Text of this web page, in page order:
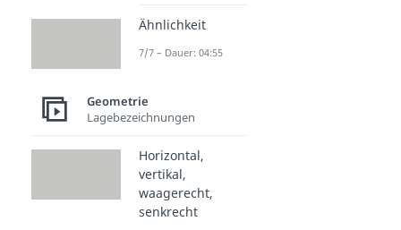
Ähnlichkeit
7/7 – Dauer: 04:55
Geometrie
Lagebezeichnungen
Horizontal,
vertikal,
waagerecht,
senkrecht